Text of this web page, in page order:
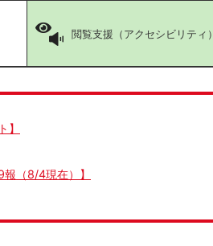
閲覧支援（アクセシビリティ）
】
（8/4現在）】